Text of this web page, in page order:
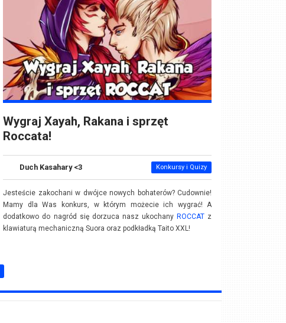
Wygraj Xayah, Rakana i sprzęt
Roccata!
Duch Kasahary <3 Konkursy i Quizy
Jesteście zakochani w dwójce nowych bohaterów? Cudownie!
Mamy dla Was konkurs, w którym możecie ich wygrać! A
dodatkowo do nagród się dorzuca nasz ukochanyROCCAT z
klawiaturą mechaniczną Suora oraz podkładką Taito XXL!